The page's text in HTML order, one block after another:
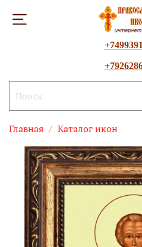
Главная Каталог икон